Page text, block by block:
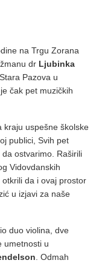
na Trgu Zorana
dr Ljubinka
Pazova u
čak pet muzičkih
kraju uspešne školske
publici, Svih pet
ostvarimo. Raširili
Vidovdanskih
da i ovaj prostor
u izjavi za naše
duo violina, dve
umetnosti u
. Odmah